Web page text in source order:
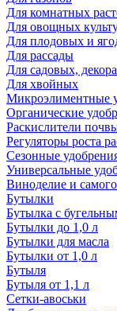
Для комнатных
Для овощных
Для плодовых и
Для рассады
Для садовых,
Для хвойных
Микроэлиментные
Органические
Раскислители
Регуляторы роста
Сезонные
Универсальные
Виноделие и
Бутылки
Бутылка с
Бутылки до 1,0 л
Бутылки для масла
Бутылки от 1,0 л
Бутыля
Бутыля от 1,1 л
Сетки-авоськи